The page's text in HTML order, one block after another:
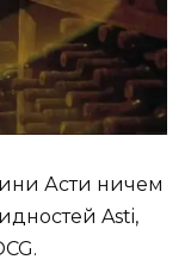
Асти ничем
Asti,